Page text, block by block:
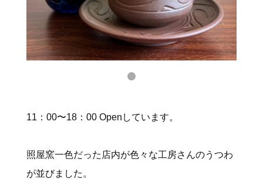
11：00〜18：00 Openしています。
照屋窯一色だった店内が色々な工房さんのうつわ
が並びました。